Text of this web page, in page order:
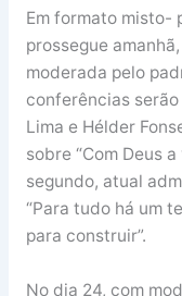
Em formato misto-
prossegue
moderada pelo
conferências
Lima e Hélder
sobre “Com Deus
segundo, atual
“Para tudo há um
para construir”.
No dia 24, com